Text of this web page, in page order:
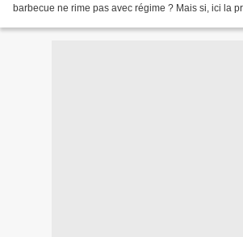
barbecue ne rime pas avec régime ? Mais si, ici la